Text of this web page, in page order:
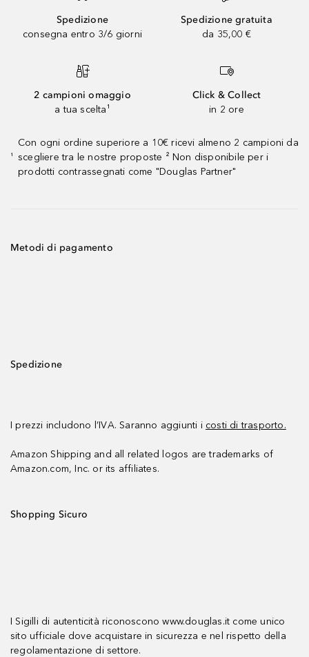
Spedizione
consegna entro 3/6 giorni
Spedizione gratuita
da 35,00 €
2 campioni omaggio
a tua scelta¹
Click & Collect
in 2 ore
¹
Con ogni ordine superiore a 10€ ricevi almeno 2 campioni da
scegliere tra le nostre proposte ² Non disponibile per i
prodotti contrassegnati come "Douglas Partner"
Metodi di pagamento
Spedizione
I prezzi includono l’IVA. Saranno aggiunti i costi di trasporto.
Amazon Shipping and all related logos are trademarks of
Amazon.com, Inc. or its affiliates.
Shopping Sicuro
I Sigilli di autenticità riconoscono www.douglas.it come unico
sito ufficiale dove acquistare in sicurezza e nel rispetto della
regolamentazione di settore.